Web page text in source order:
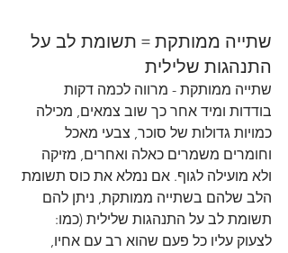
שתייה ממותקת = תשומת לב על
התנהגות שלילית
שתייה ממותקת - מרווה לכמה דקות
בודדות ומיד אחר כך שוב צמאים, מכילה
כמויות גדולות של סוכר, צבעי מאכל
וחומרים משמרים כאלה ואחרים, מזיקה
ולא מועילה לגוף. אם נמלא את כוס תשומת
הלב שלהם בשתייה ממותקת, ניתן להם
תשומת לב על התנהגות שלילית (כמו:
לצעוק עליו כל פעם שהוא רב עם אחיו,